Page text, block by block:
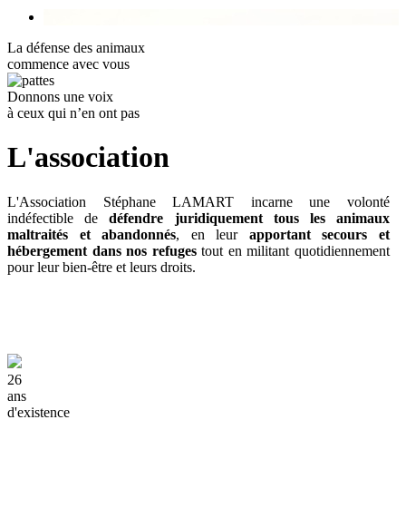
La défense des animaux
commence avec vous
Donnons une voix
à ceux qui n’en ont pas
L'association
L'Association Stéphane LAMART incarne une volonté
indéfectible dedéfendre juridiquement tous les animaux
maltraités et abandonnés, en leur apportant secours et
hébergement dans nos refugestout en militant quotidiennement
pour leur bien-être et leurs droits.
26
ans
d'existence